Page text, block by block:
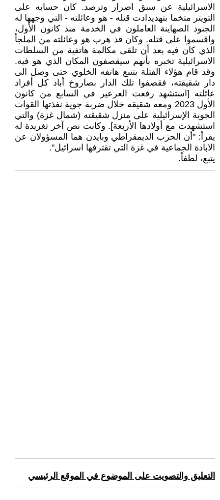
الاسرائيلية عن سبق اصرار وترصد. كان حسابه على
التويتر متخما بتهديدادت قتله - هو وعائلته - التي وجهها له
الجنود الصهاينة العاملون في الخدمة منذ كانون الأول،
واقسموا على قتله. وكان قد هرب هو وعائلته من الملجأ
الذي كان فيه بعد أن تلقى مكالمة هاتفية من السلطات
الاسرائيلية تخبره بأنهم سيقصفون المكان الذي هو فيه.
وقد قام هؤلاء القتلة بتتبع هاتفه الخلوي حتى وصل الى
دار شقيقته، فقصفوا تلك الدار بصاروخ أباد كل أفراد
عائلته [استشهد رفعت العرعير في السابع من كانون
الأول 2023 ومعه شقيقه خلال ضربة جوية نفذتها القوات
الجوية الإسرائيلية على منزل شقيقته (شمال غزة) والتي
استشهدت مع أولادها الأربعة]. وكانت نص آخر تغريدة له
يقرأ: "أن الحزب الديمقراطي وبايدن هما المسؤولان عن
الابادة الجماعية في غزة التي تقترفها اسرائيل".
يتبع، لطفاً.
التعليق والتصويت على الموضوع في الموقع الرئيسي